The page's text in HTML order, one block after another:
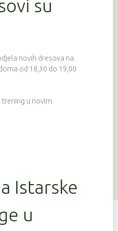
su
novih dresova na
od 18,30 do 19,00
trening u novim
Istarske
u